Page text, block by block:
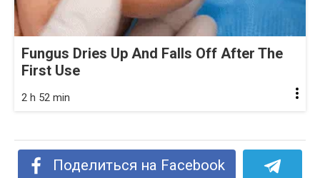
Fungus Dries Up And Falls Off After The
First Use
2 h 52 min
Поделиться на Facebook